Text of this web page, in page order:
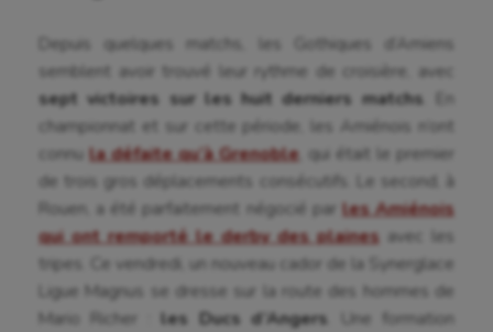
Depuis quelques matchs, les Gothiques d’Amiens
semblent avoir trouvé leur rythme de croisière, avec
sept victoires sur les huit derniers matchs . En
championnat et sur cette période, les Amiénois n’ont
connu la défaite qu’à Grenoble , qui était le premier
de trois gros déplacements consécutifs. Le second, à
Rouen, a été parfaitement négocié par les Amiénois
qui ont remporté le derby des plaines avec les
tripes. Ce vendredi, un nouveau cador de la Synerglace
Ligue Magnus se dresse sur la route des hommes de
Mario Richer : les Ducs d’Angers . Une formation